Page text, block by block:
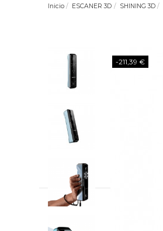
Inicio ESCANER 3D SHINING 3D
-211,39 €